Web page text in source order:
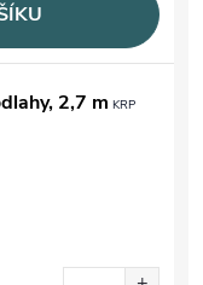
2,7 m KRP